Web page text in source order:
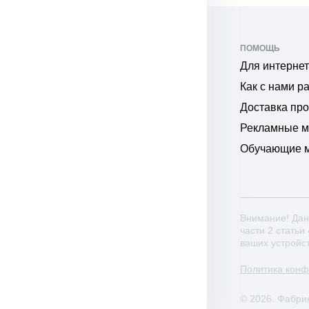
ПОМОЩЬ
Для
Как с нами
Доставка
Рекламные
Обучающие
Внимание!
части 2
ваших
Политика
© 2026.